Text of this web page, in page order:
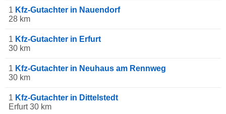
1 Kfz-Gutachter in Nauendorf
28 km
1 Kfz-Gutachter in Erfurt
30 km
1 Kfz-Gutachter in Neuhaus am Rennweg
30 km
1 Kfz-Gutachter in Dittelstedt
Erfurt 30 km